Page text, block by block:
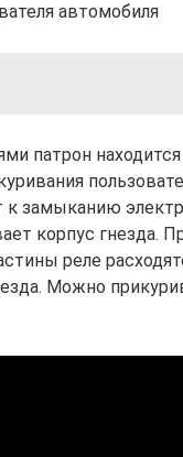
автомобиля
патрон
к замыканию
корпус
реле
Можно